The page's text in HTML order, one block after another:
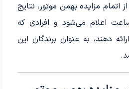
اتمام مزایده بهمن موتور، نتایج
حداکثر تا 72 ساعت اعلام می‌شود و افرادی که
دهند، به عنوان برندگان این